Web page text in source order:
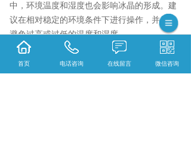
中，环境温度和湿度也会影响冰晶的形成。建
议在相对稳定的环境条件下进行操作，并尽量
避免过高或过低的温度和湿度。
综上所述，通过适当固定组织、适当处理组
织、使用适当的冷冻介质、控制切片速度以及
首页 电话咨询 在线留言 微信咨询